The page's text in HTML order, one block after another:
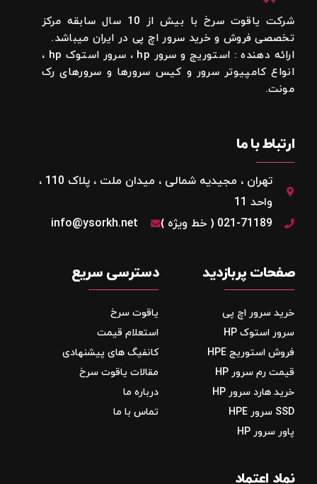
شرکت یاقوت سرخ با بیش از 10 سال سابقه مرکز
تخصصی فروش و خرید سرور اچ پی در ایران میباشد.
ارائه دهنده : استوریج و سرور hp ، سرور استوک hp ،
انواع کامپیوتر سرور و کیس سرورها و سرورهای رک
مونت.
ارتباط با ما
تهران ، مجیدیه شمالی ، میدان ملت ، پلاک 110 ،
واحد 11
021-71189 ( خط ویژه )
info@ysorkh.net
صفحات پربازدید
خرید سرور اچ پی
سرور استوک HP
فروش استوریج‌ HPE
قیمت رم سرور HP
خرید هارد سرور HP
SSD سرور HPE
پاور سرور HP
دسترسی سریع
یاقوت سرخ
استعلام قیمت
کانفیگ های پیشنهادی
مقالات یاقوت سرخ
درباره ما
تماس با ما
نماد اعتماد